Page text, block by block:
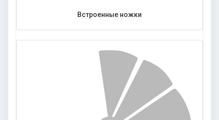
Встроенные ножки